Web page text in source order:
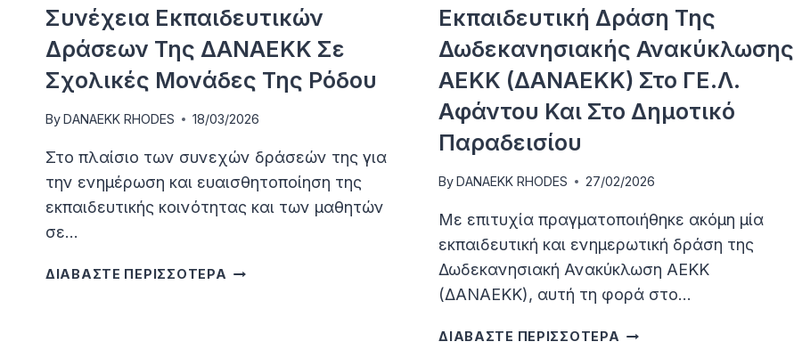
Συνέχεια Εκπαιδευτικών
Δράσεων Της ΔΑΝΑΕΚΚ Σε
Σχολικές Μονάδες Της Ρόδου
ByDANAEKK RHODES 18/03/2026
Στο πλαίσιο των συνεχών δράσεών της για
την ενημέρωση και ευαισθητοποίηση της
εκπαιδευτικής κοινότητας και των μαθητών
σε…
ΔΙΑΒΑΣΤΕ ΠΕΡΙΣΣΟΤΕΡΑ ΣΥΝΈΧΕΙΑ
Εκπαιδευτική Δράση Της
Δωδεκανησιακής Ανακύκλωσης
ΑΕΚΚ (ΔΑΝΑΕΚΚ) Στο ΓΕ.Λ.
Αφάντου Και Στο Δημοτικό
Παραδεισίου
ByDANAEKK RHODES 27/02/2026
Με επιτυχία πραγματοποιήθηκε ακόμη μία
εκπαιδευτική και ενημερωτική δράση της
Δωδεκανησιακή Ανακύκλωση ΑΕΚΚ
(ΔΑΝΑΕΚΚ), αυτή τη φορά στο…
ΔΙΑΒΑΣΤΕ ΠΕΡΙΣΣΟΤΕΡΑ ΕΚΠΑΙΔΕΥΤΙΚΉ